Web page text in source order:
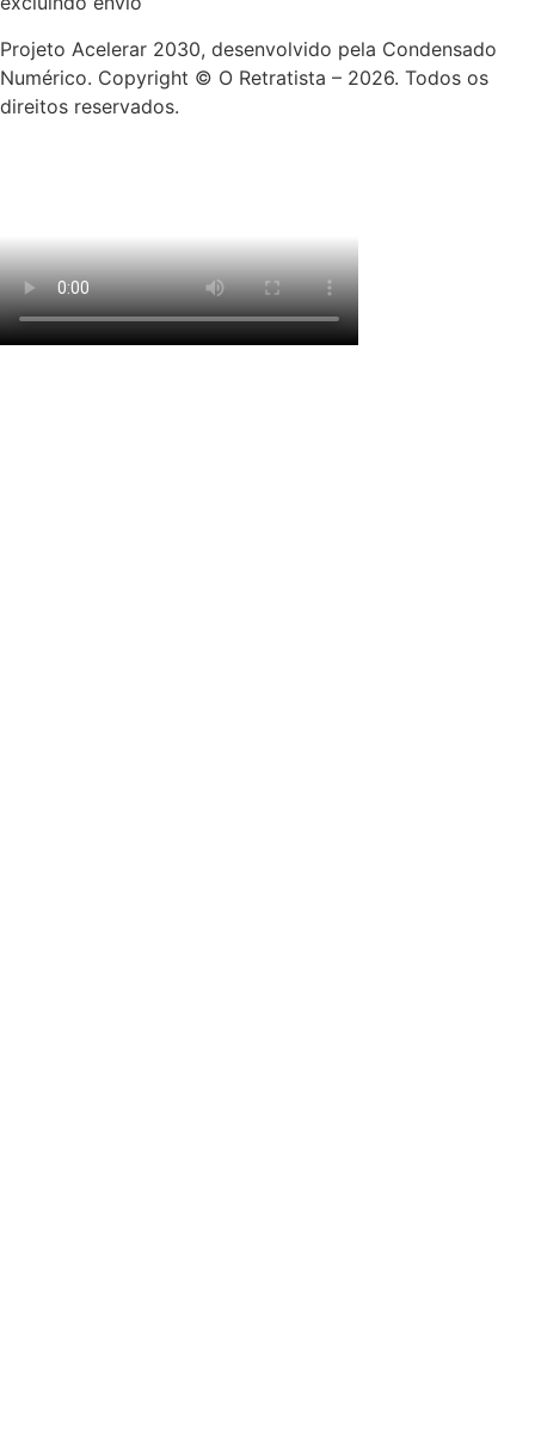
Projeto Acelerar 2030, desenvolvido pela Condensado
Numérico. Copyright © O Retratista – 2026. Todos os
direitos reservados.